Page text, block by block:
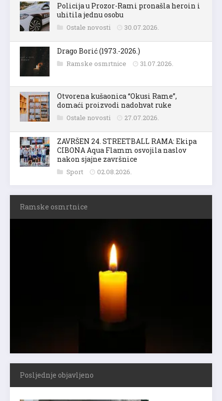
Policija u Prozor-Rami pronašla heroin i
uhitila jednu osobu
Ostale novosti 30.07.2026.
Drago Borić (1973.-2026.)
Ramske osmrtnice 31.07.2026.
Otvorena kušaonica “Okusi Rame”,
domaći proizvodi nadohvat ruke
Ostale novosti 27.07.2026.
ZAVRŠEN 24. STREETBALL RAMA: Ekipa
CIBONA Aqua Flamm osvojila naslov
nakon sjajne završnice
Sport 02.08.2026.
Ramske osmrtnice
Posljednje objavljeno